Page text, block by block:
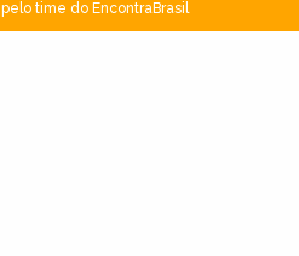
pelo time do EncontraBrasil